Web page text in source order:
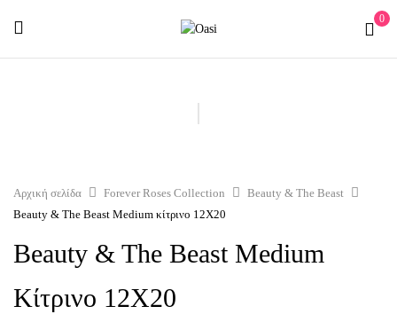
0
Αρχική σελίδα Forever Roses Collection
Beauty & The Beast
Beauty & The Beast Medium κίτρινο 12X20
Beauty & The Beast Medium
Κίτρινο 12X20